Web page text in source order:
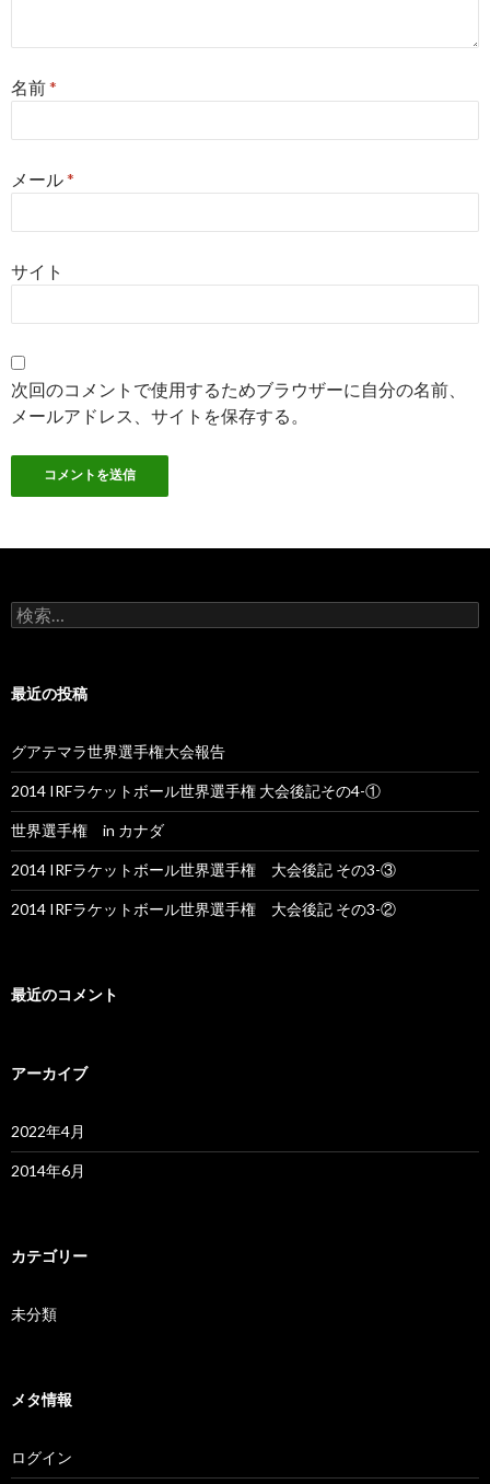
名前*
メール*
サイト
次回のコメントで使用するためブラウザーに自分の名前、
メールアドレス、サイトを保存する。
検
索:
最近の投稿
グアテマラ世界選手権大会報告
2014 IRFラケットボール世界選手権 大会後記その4-①
世界選手権 in カナダ
2014 IRFラケットボール世界選手権 大会後記 その3-③
2014 IRFラケットボール世界選手権 大会後記 その3-②
最近のコメント
アーカイブ
2022年4月
2014年6月
カテゴリー
未分類
メタ情報
ログイン